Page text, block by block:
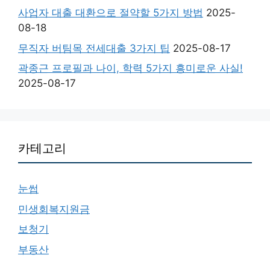
사업자 대출 대환으로 절약할 5가지 방법 2025-
08-18
무직자 버팀목 전세대출 3가지 팁 2025-08-17
곽종근 프로필과 나이, 학력 5가지 흥미로운 사실!
2025-08-17
카테고리
눈썹
민생회복지원금
보청기
부동산